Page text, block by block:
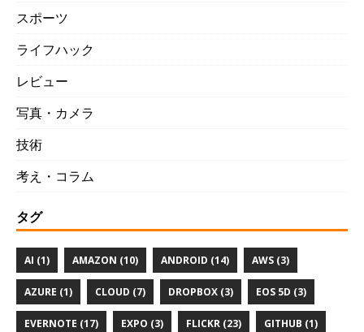
スポーツ
ライフハック
レビュー
写真・カメラ
技術
考え・コラム
タグ
AI (1) AMAZON (10) ANDROID (14) AWS (3)
AZURE (1) CLOUD (7) DROPBOX (3) EOS 5D (3)
EVERNOTE (17) EXPO (3) FLICKR (23) GITHUB (1)